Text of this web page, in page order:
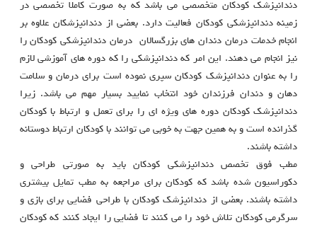
دندانپزشک کودکان متخصصی می باشد که به صورت کاملا تخصصی در
زمینه دندانپزشکی کودکان فعالیت دارد. بعضی از دندانپزشکان علاوه بر
انجام خدمات درمان دندان های بزرگسالان درمان دندانپزشکی کودکان را
نیز انجام می دهند. این امر که دندانپزشکی را که دوره های آموزشی لازم
را به عنوان دندانپزشک کودکان سپری نموده است برای درمان و سلامت
دهان و دندان فرزندان خود انتخاب نمایید بسیار مهم می باشد. زیرا
دندانپزشک کودکان دوره های ویژه ای را برای تعمل و ارتباط با کودکان
گذرانده است و به همین جهت به خوبی می توانند با کودکان ارتباط دوستانه
داشته باشند.
مطب فوق تخصص دندانپزشکی کودکان باید به صورتی طراحی و
دکوراسیون شده باشد که کودکان برای مراجعه به مطب تمایل بیشتری
داشته باشند. بعضی از دندانپزشک کودکان با طراحی فضایی برای بازی و
سرگرمی کودکان تلاش خود را می کنند تا فضایی را ایجاد کنند که کودکان